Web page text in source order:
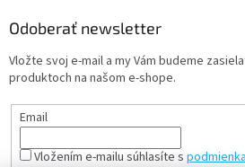
Odoberať newsletter
Vložte svoj e-mail a my Vám budeme
produktoch na našom e-shope.
Email
Vložením e-mailu súhlasíte s